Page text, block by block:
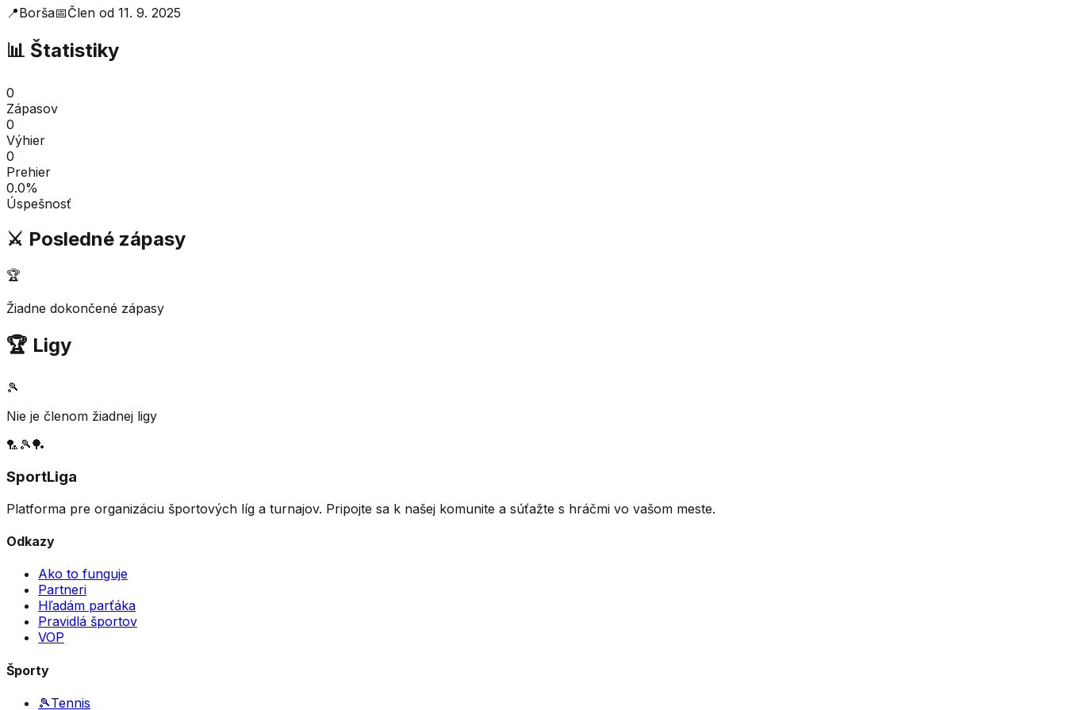
📍Borša📅Člen od 11. 9. 2025
📊 Štatistiky
0
Zápasov
0
Výhier
0
Prehier
0.0%
Úspešnosť
⚔️ Posledné zápasy
🏆
Žiadne dokončené zápasy
🏆 Ligy
🎾
Nie je členom žiadnej ligy
🏸 🎾🏓
SportLiga
Platforma pre organizáciu športových líg a turnajov. Pripojte sa k našej komunite a súťažte s hráčmi vo vašom meste.
Odkazy
Ako to funguje
Partneri
Hľadám parťáka
Pravidlá športov
VOP
Športy
🎾Tennis